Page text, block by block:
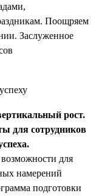
Поощряем
Заслуженное
рост.
для сотрудников
для
намерений
подготовки